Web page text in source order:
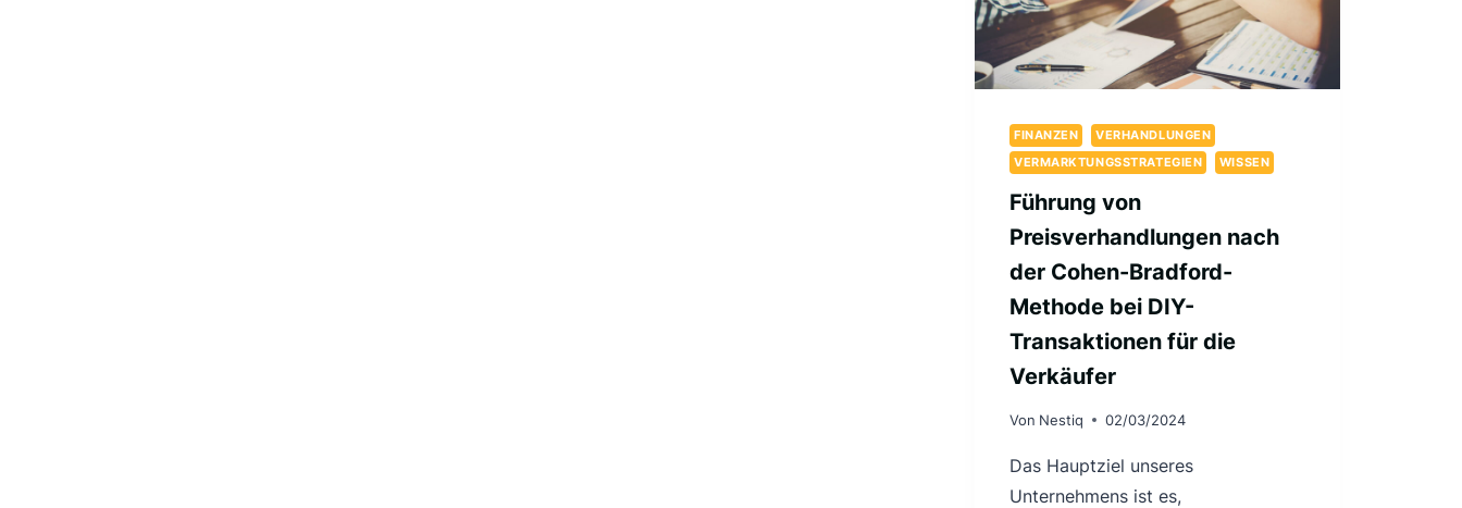
GUTACHTERAUSSCHUSSES
UNTERSUCHEN
FINANZEN
VERHANDLUNGEN
VERMARKTUNGSSTRATEGIEN
WISSEN
Führung von
Preisverhandlungen nach
der Cohen-Bradford-
Methode bei DIY-
Transaktionen für die
Verkäufer
Von Nestiq 02/03/2024
Das Hauptziel unseres
Unternehmens ist es,